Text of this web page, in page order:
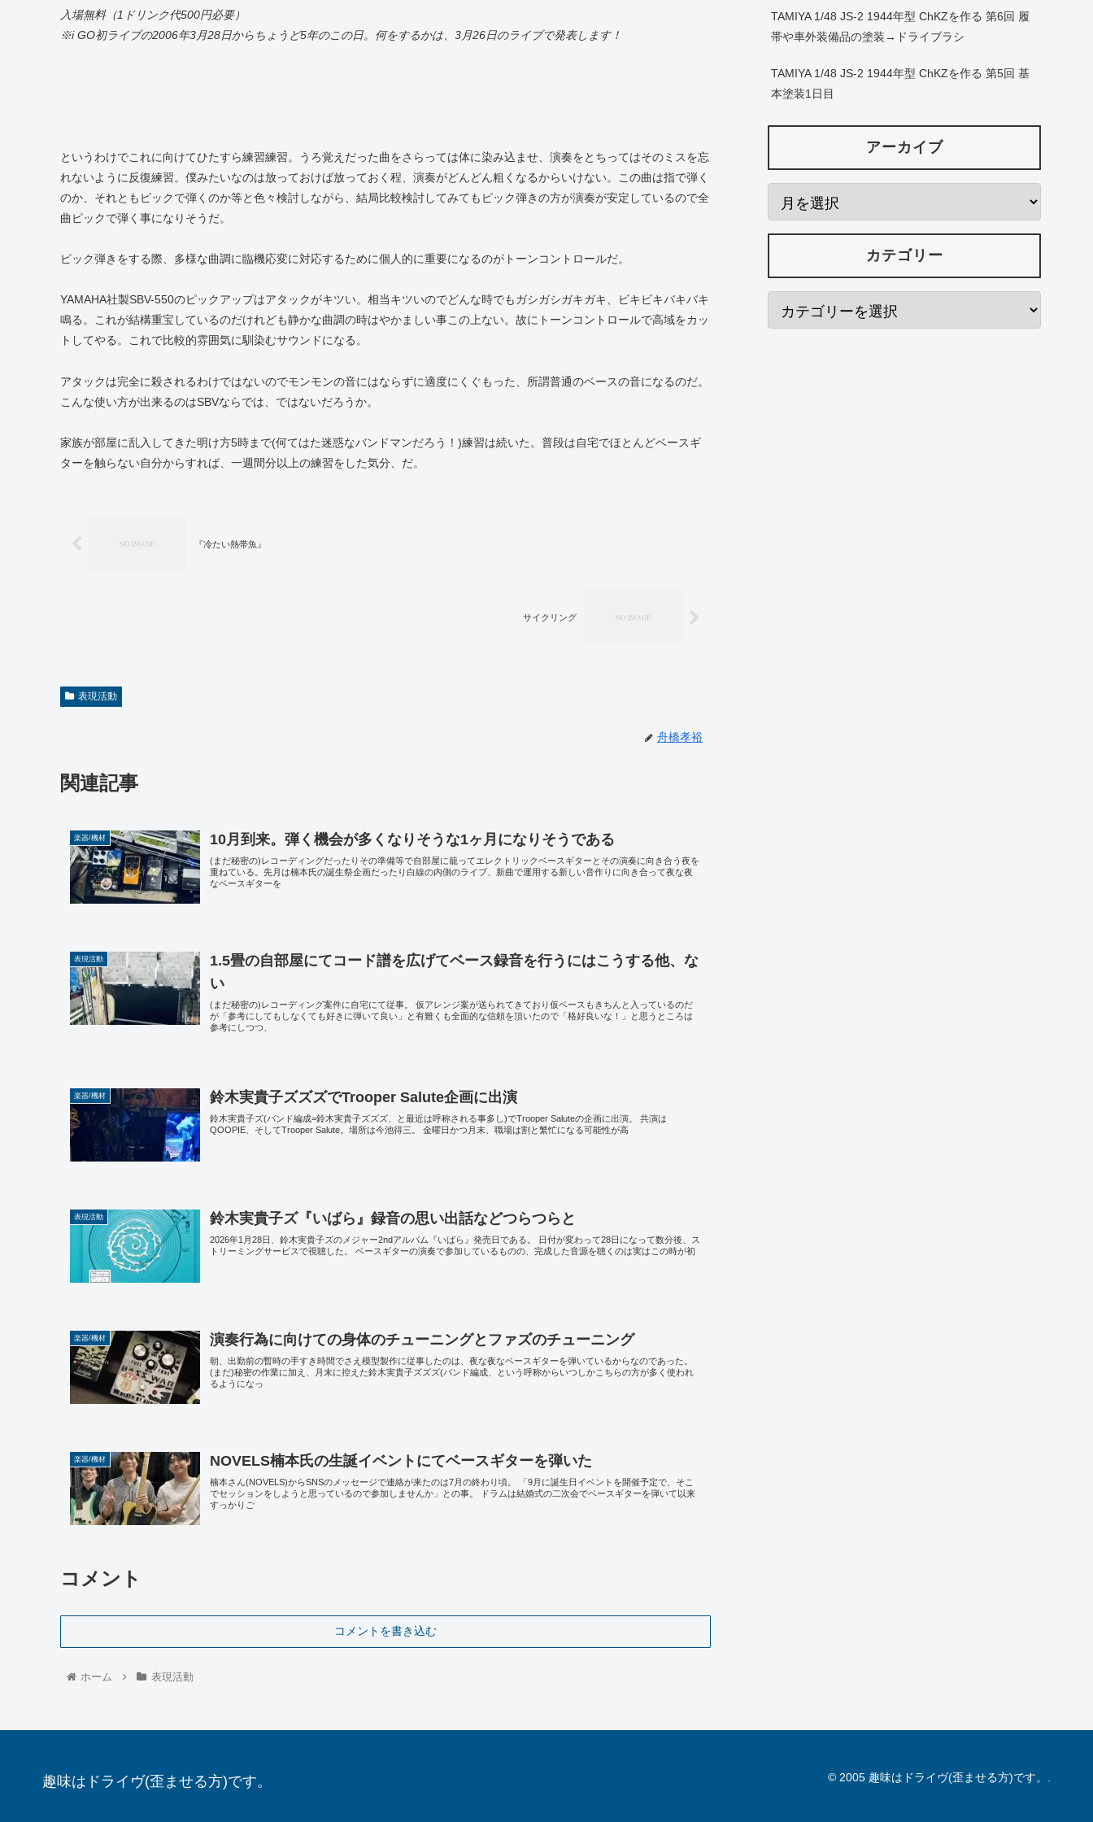
入場無料（1ドリンク代500円必要）
※i GO初ライブの2006年3月28日からちょうど5年のこの日。何をするかは、3月26日のライブで発表します！
というわけでこれに向けてひたすら練習練習。うろ覚えだった曲をさらっては体に染み込ませ、演奏をとちってはそのミスを忘
れないように反復練習。僕みたいなのは放っておけば放っておく程、演奏がどんどん粗くなるからいけない。この曲は指で弾く
のか、それともピックで弾くのか等と色々検討しながら、結局比較検討してみてもピック弾きの方が演奏が安定しているので全
曲ピックで弾く事になりそうだ。
ピック弾きをする際、多様な曲調に臨機応変に対応するために個人的に重要になるのがトーンコントロールだ。
YAMAHA社製SBV-550のピックアップはアタックがキツい。相当キツいのでどんな時でもガシガシガキガキ、ビキビキバキバキ
鳴る。これが結構重宝しているのだけれども静かな曲調の時はやかましい事この上ない。故にトーンコントロールで高域をカッ
トしてやる。これで比較的雰囲気に馴染むサウンドになる。
アタックは完全に殺されるわけではないのでモンモンの音にはならずに適度にくぐもった、所謂普通のベースの音になるのだ。
こんな使い方が出来るのはSBVならでは、ではないだろうか。
家族が部屋に乱入してきた明け方5時まで(何てはた迷惑なバンドマンだろう！)練習は続いた。普段は自宅でほとんどベースギ
ターを触らない自分からすれば、一週間分以上の練習をした気分、だ。
『冷たい熱帯魚』
サイクリング
表現活動
舟橋孝裕
関連記事
楽器/機材 10月到来。弾く機会が多くなりそうな1ヶ月になりそうである
(まだ秘密の)レコーディングだったりその準備等で自部屋に籠ってエレクトリックベースギターとその演奏に向き合う夜を
重ねている。先月は楠本氏の誕生祭企画だったり白線の内側のライブ、新曲で運用する新しい音作りに向き合って夜な夜
なベースギターを
表現活動
1.5畳の自部屋にてコード譜を広げてベース録音を行うにはこうする他、な
い
(まだ秘密の)レコーディング案件に自宅にて従事。 仮アレンジ案が送られてきており仮ベースもきちんと入っているのだ
が「参考にしてもしなくても好きに弾いて良い」と有難くも全面的な信頼を頂いたので「格好良いな！」と思うところは
参考にしつつ、
楽器/機材 鈴木実貴子ズズズでTrooper Salute企画に出演
鈴木実貴子ズ(バンド編成=鈴木実貴子ズズズ、と最近は呼称される事多し)でTrooper Saluteの企画に出演。 共演は
QOOPIE、そしてTrooper Salute。場所は今池得三。 金曜日かつ月末、職場は割と繁忙になる可能性が高
表現活動 鈴木実貴子ズ『いばら』録音の思い出話などつらつらと
2026年1月28日、鈴木実貴子ズのメジャー2ndアルバム『いばら』発売日である。 日付が変わって28日になって数分後、ス
トリーミングサービスで視聴した。 ベースギターの演奏で参加しているものの、完成した音源を聴くのは実はこの時が初
楽器/機材 演奏行為に向けての身体のチューニングとファズのチューニング
朝、出勤前の暫時の手すき時間でさえ模型製作に従事したのは、夜な夜なベースギターを弾いているからなのであった。
(まだ)秘密の作業に加え、月末に控えた鈴木実貴子ズズズ(バンド編成、という呼称からいつしかこちらの方が多く使われ
るようになっ
楽器/機材 NOVELS楠本氏の生誕イベントにてベースギターを弾いた
楠本さん(NOVELS)からSNSのメッセージで連絡が来たのは7月の終わり頃。 「9月に誕生日イベントを開催予定で、そこ
でセッションをしようと思っているので参加しませんか」との事。 ドラムは結婚式の二次会でベースギターを弾いて以来
すっかりご
コメント
コメントを書き込む
ホーム 表現活動
TAMIYA 1/48 JS-2 1944年型 ChKZを作る 第6回 履
帯や車外装備品の塗装→ドライブラシ
TAMIYA 1/48 JS-2 1944年型 ChKZを作る 第5回 基
本塗装1日目
アーカイブ
カテゴリー
趣味はドライヴ(歪ませる方)です。 © 2005 趣味はドライヴ(歪ませる方)です。.